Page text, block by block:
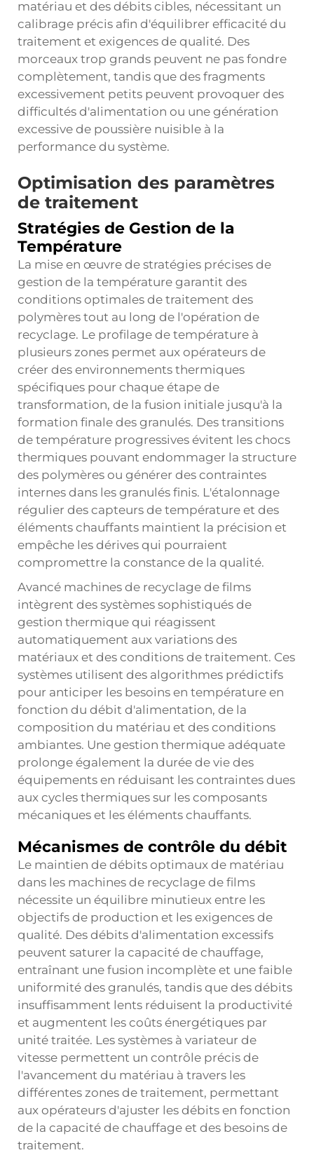
matériau et des débits cibles, nécessitant un
calibrage précis afin d'équilibrer efficacité du
traitement et exigences de qualité. Des
morceaux trop grands peuvent ne pas fondre
complètement, tandis que des fragments
excessivement petits peuvent provoquer des
difficultés d'alimentation ou une génération
excessive de poussière nuisible à la
performance du système.
Optimisation des paramètres
de traitement
Stratégies de Gestion de la
Température
La mise en œuvre de stratégies précises de
gestion de la température garantit des
conditions optimales de traitement des
polymères tout au long de l'opération de
recyclage. Le profilage de température à
plusieurs zones permet aux opérateurs de
créer des environnements thermiques
spécifiques pour chaque étape de
transformation, de la fusion initiale jusqu'à la
formation finale des granulés. Des transitions
de température progressives évitent les chocs
thermiques pouvant endommager la structure
des polymères ou générer des contraintes
internes dans les granulés finis. L'étalonnage
régulier des capteurs de température et des
éléments chauffants maintient la précision et
empêche les dérives qui pourraient
compromettre la constance de la qualité.
Avancé machines de recyclage de films
intègrent des systèmes sophistiqués de
gestion thermique qui réagissent
automatiquement aux variations des
matériaux et des conditions de traitement. Ces
systèmes utilisent des algorithmes prédictifs
pour anticiper les besoins en température en
fonction du débit d'alimentation, de la
composition du matériau et des conditions
ambiantes. Une gestion thermique adéquate
prolonge également la durée de vie des
équipements en réduisant les contraintes dues
aux cycles thermiques sur les composants
mécaniques et les éléments chauffants.
Mécanismes de contrôle du débit
Le maintien de débits optimaux de matériau
dans les machines de recyclage de films
nécessite un équilibre minutieux entre les
objectifs de production et les exigences de
qualité. Des débits d'alimentation excessifs
peuvent saturer la capacité de chauffage,
entraînant une fusion incomplète et une faible
uniformité des granulés, tandis que des débits
insuffisamment lents réduisent la productivité
et augmentent les coûts énergétiques par
unité traitée. Les systèmes à variateur de
vitesse permettent un contrôle précis de
l'avancement du matériau à travers les
différentes zones de traitement, permettant
aux opérateurs d'ajuster les débits en fonction
de la capacité de chauffage et des besoins de
traitement.